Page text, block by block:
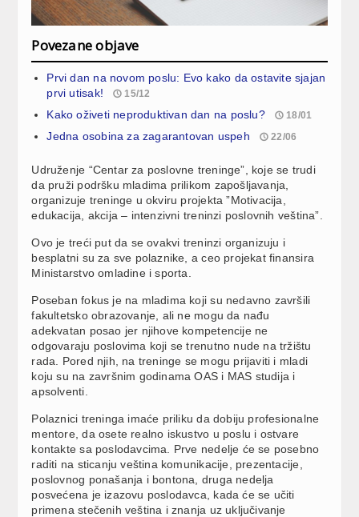
Povezane objave
Prvi dan na novom poslu: Evo kako da ostavite sjajan
prvi utisak!
15/12
Kako oživeti neproduktivan dan na poslu? 18/01
Jedna osobina za zagarantovan uspeh 22/06
Udruženje “Centar za poslovne treninge”, koje se trudi
da pruži podršku mladima prilikom zapošljavanja,
organizuje treninge u okviru projekta ”Motivacija,
edukacija, akcija – intenzivni treninzi poslovnih veština”.
Ovo je treći put da se ovakvi treninzi organizuju i
besplatni su za sve polaznike, a ceo projekat finansira
Ministarstvo omladine i sporta.
Poseban fokus je na mladima koji su nedavno završili
fakultetsko obrazovanje, ali ne mogu da nađu
adekvatan posao jer njihove kompetencije ne
odgovaraju poslovima koji se trenutno nude na tržištu
rada. Pored njih, na treninge se mogu prijaviti i mladi
koju su na završnim godinama OAS i MAS studija i
apsolventi.
Polaznici treninga imaće priliku da dobiju profesionalne
mentore, da osete realno iskustvo u poslu i ostvare
kontakte sa poslodavcima. Prve nedelje će se posebno
raditi na sticanju veština komunikacije, prezentacije,
poslovnog ponašanja i bontona, druga nedelja
posvećena je izazovu poslodavca, kada će se učiti
primena stečenih veština i znanja uz uključivanje